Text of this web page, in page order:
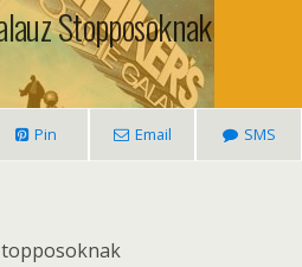
Stopposoknak
Pin Email SMS